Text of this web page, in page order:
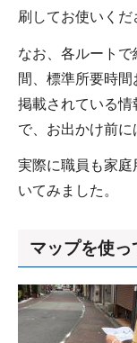
刷してお使いくだ
なお、各ルート
間、標準所要時間
掲載されている
で、お出かけ前に
実際に職員も家
いてみました。
マップを使